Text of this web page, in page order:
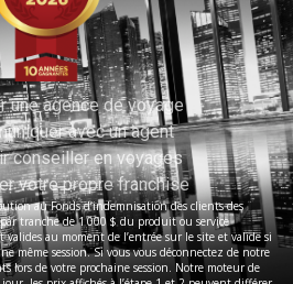
une agence de voyage
avec un agent
conseiller en voyages
votre propre franchise
au Fonds d’indemnisation des clients des
par tranche de 1 000 $ du produit ou service
au moment de l’entrée sur le site et valide si
même session. Si vous vous déconnectez de notre
lors de votre prochaine session. Notre moteur de